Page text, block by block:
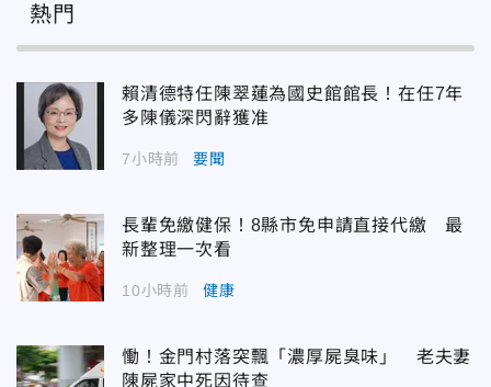
熱門
賴清德特任陳翠蓮為國史館館長！在任7年
多陳儀深閃辭獲准
7小時前 要聞
長輩免繳健保！8縣市免申請直接代繳 最
新整理一次看
10小時前 健康
慟！金門村落突飄「濃厚屍臭味」 老夫妻
陳屍家中死因待查